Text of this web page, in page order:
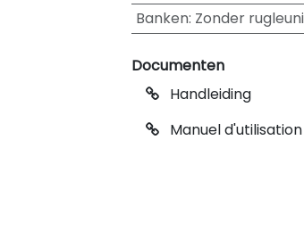
Banken: Zonder
Documenten
Handleiding
Manuel d'utilisation